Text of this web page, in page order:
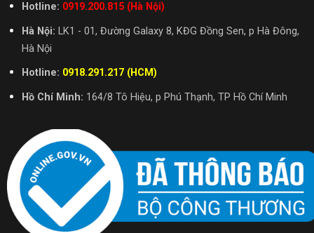
Hotline: 0919.200.815 (Hà Nội)
Hà Nội: LK1 - 01, Đường Galaxy 8, KĐG Đồng Sen, p Hà Đông,
Hà Nội
Hotline: 0918.291.217 (HCM)
Hồ Chí Minh: 164/8 Tô Hiệu, p Phú Thạnh, TP Hồ Chí Minh